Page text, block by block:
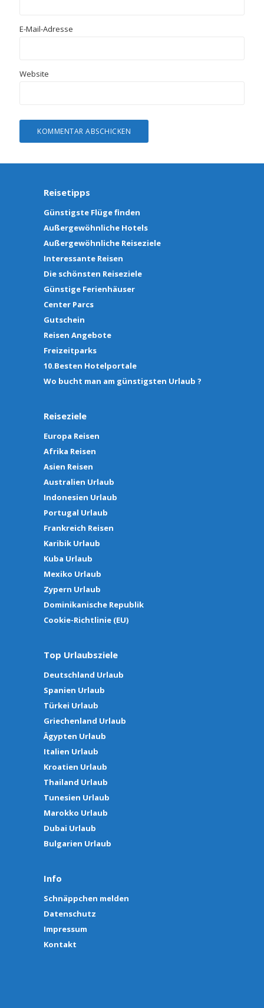
E-Mail-Adresse
Website
Reisetipps
Günstigste Flüge finden
Außergewöhnliche Hotels
Außergewöhnliche Reiseziele
Interessante Reisen
Die schönsten Reiseziele
Günstige Ferienhäuser
Center Parcs
Gutschein
Reisen Angebote
Freizeitparks
10.Besten Hotelportale
Wo bucht man am günstigsten Urlaub ?
Reiseziele
Europa Reisen
Afrika Reisen
Asien Reisen
Australien Urlaub
Indonesien Urlaub
Portugal Urlaub
Frankreich Reisen
Karibik Urlaub
Kuba Urlaub
Mexiko Urlaub
Zypern Urlaub
Dominikanische Republik
Cookie-Richtlinie (EU)
Top Urlaubsziele
Deutschland Urlaub
Spanien Urlaub
Türkei Urlaub
Griechenland Urlaub
Ägypten Urlaub
Italien Urlaub
Kroatien Urlaub
Thailand Urlaub
Tunesien Urlaub
Marokko Urlaub
Dubai Urlaub
Bulgarien Urlaub
Info
Schnäppchen melden
Datenschutz
Impressum
Kontakt